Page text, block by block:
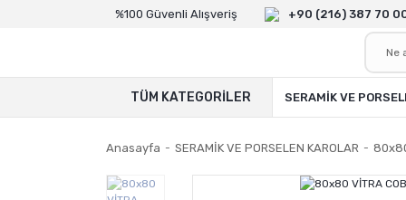
%100 Güvenli Alışveriş +90 (216) 387 70
TÜM KATEGORİLER SERAMİK VE
Anasayfa SERAMİK VE PORSELEN KAROLAR